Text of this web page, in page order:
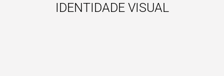
IDENTIDADE VISUAL